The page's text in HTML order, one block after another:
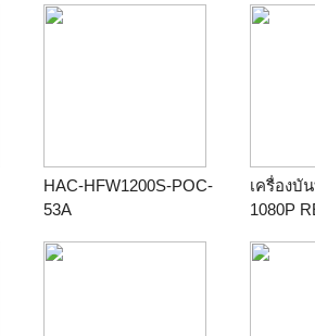
HAC-HFW1200S-POC-
53A
เครื่องบั
1080P
3,100.-